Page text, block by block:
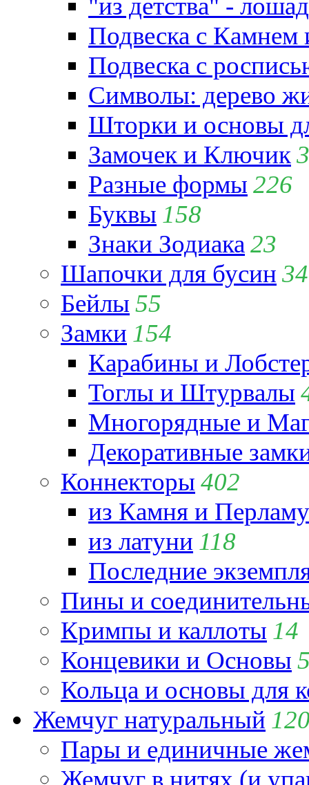
Подвеска с
Подвеска с
Символы: дерево
Шторки и основы
Замочек и Ключик
Разные формы 226
Буквы 158
Знаки Зодиака 23
Шапочки для бусин 34
Бейлы 55
Замки 154
Карабины и
Тоглы и Штурвалы
Многорядные и
Декоративные
Коннекторы 402
из Камня и
из латуни 118
Последние
Пины и
Кримпы и каллоты 14
Концевики и Основы
Кольца и основы для
Жемчуг натуральный
Пары и единичные
Жемчуг в нитях (и